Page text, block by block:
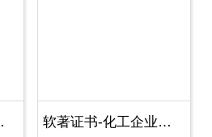
川伍 软著证书-化工企业可视对讲调度指挥